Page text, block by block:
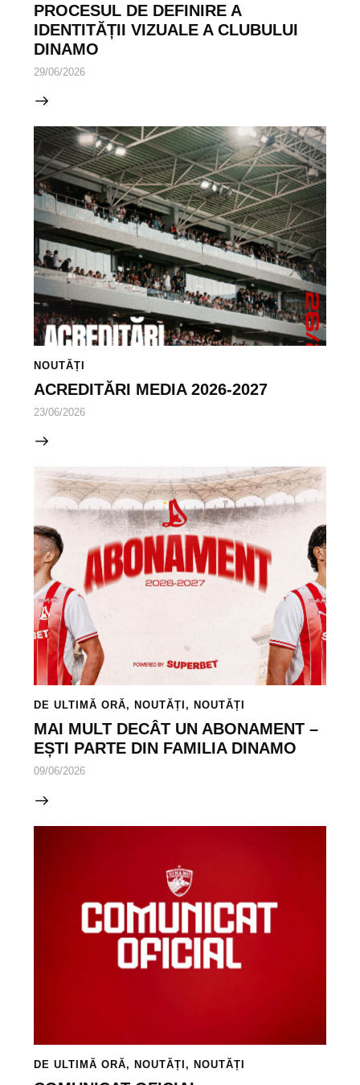
PROCESUL DE DEFINIRE A
IDENTITĂȚII VIZUALE A CLUBULUI
DINAMO
29/06/2026
NOUTĂȚI
ACREDITĂRI MEDIA 2026-2027
23/06/2026
DE ULTIMĂ ORĂ, NOUTĂȚI , NOUTĂȚI
MAI MULT DECÂT UN ABONAMENT –
EȘTI PARTE DIN FAMILIA DINAMO
09/06/2026
DE ULTIMĂ ORĂ, NOUTĂȚI , NOUTĂȚI